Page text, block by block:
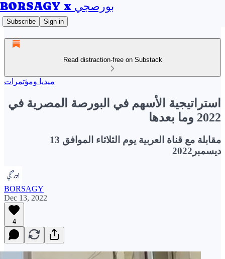
BORSAGY x بورصجي
Subscribe Sign in
Read distraction-free on Substack
ميديا ومؤتمرات
استراتيجية الأسهم في البورصة المصرية في
2022 وما بعدها
مقابلة مع قناة العربية يوم الثلاثاء الموافق 13
ديسمبر2022
BORSAGY
Dec 13, 2022
4